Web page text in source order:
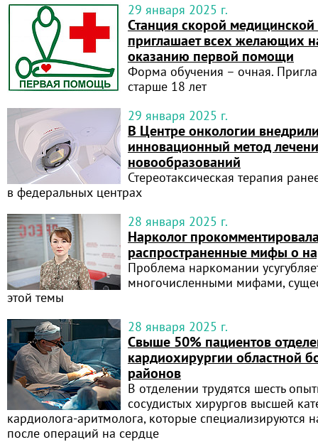
29 января 2025 г.
Станция скорой
приглашает всех желающих
оказанию первой помощи
Форма обучения – очная.
старше 18 лет
29 января 2025 г.
В Центре онкологии
инновационный метод
новообразований
Стереотаксическая терапия
в федеральных центрах
28 января 2025 г.
Нарколог
распространенные мифы о
Проблема наркомании
многочисленными мифами,
этой темы
28 января 2025 г.
Свыше 50% пациентов
кардиохирургии областной
районов
В отделении трудятся шесть
сосудистых хирургов высшей
кардиолога-аритмолога, которые специализируются
после операций на сердце